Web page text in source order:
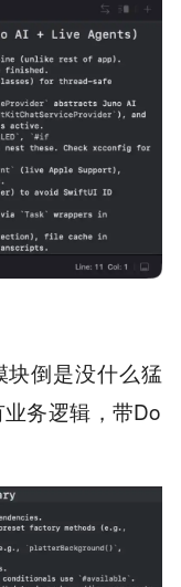
块倒是没什么猛
务逻辑，带Do